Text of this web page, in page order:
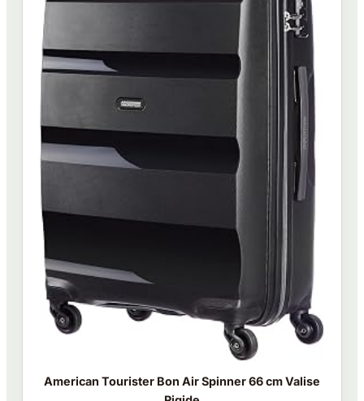
American Tourister Bon Air Spinner 66 cm Valise